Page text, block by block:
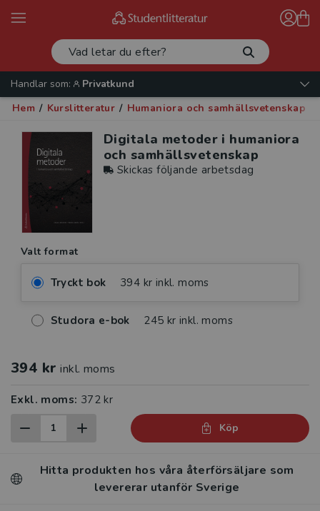
Handlar som:
Privatkund
Hem / Kurslitteratur / Humaniora och samhällsvetenskap
Digitala metoder i humaniora
och samhällsvetenskap
Skickas följande arbetsdag
Valt format
Tryckt bok 394 kr inkl. moms
Studora e-bok 245 kr inkl. moms
394 kr inkl. moms
Exkl. moms: 372 kr
Köp
Hitta produkten hos våra återförsäljare som
levererar utanför Sverige